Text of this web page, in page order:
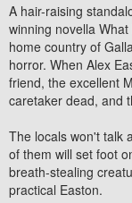
A hair-raising
winning novella
home country of
horror. When Alex
friend, the excellent
caretaker dead, and
The locals won't talk
of them will set foot
breath-stealing
practical Easton.